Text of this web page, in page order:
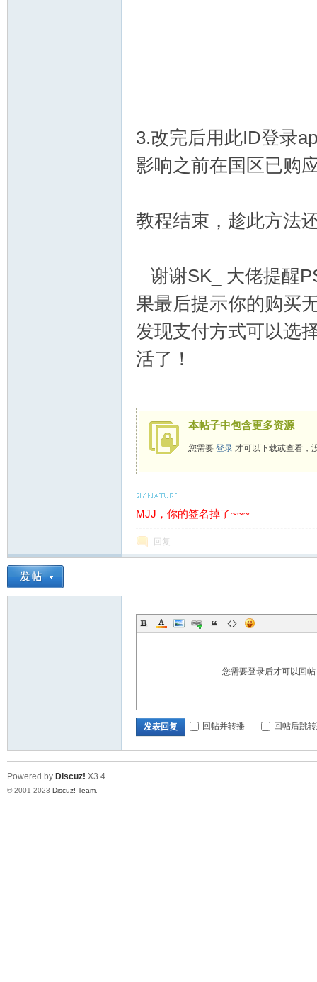
站
3.改完后用此ID登录
影响之前在国区已购
教程结束，趁此方法
谢谢SK_ 大佬提醒
果最后提示你的购买
发现支付方式可以选
活了！
本帖子中包含更多资源
您需要 登录 才可以下载或查看，
MJJ，你的签名掉了~~~
回复
您需要登录后才可以回帖
发表回复 回帖并转播 回帖后跳
Powered by Discuz! X3.4
© 2001-2023 Discuz! Team